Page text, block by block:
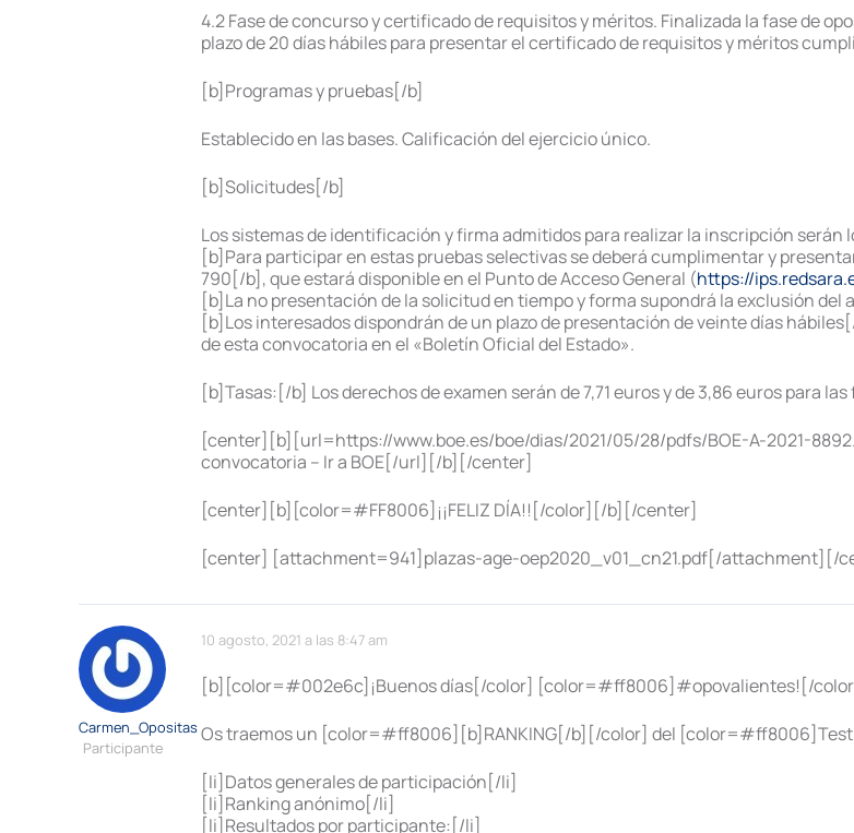
4.2 Fase de concurso y certificado de requisitos y méritos. Finalizada la fase de
plazo de 20 días hábiles para presentar el certificado de requisitos y méritos
[b]Programas y pruebas[/b]
Establecido en las bases. Calificación del ejercicio único.
[b]Solicitudes[/b]
Los sistemas de identificación y firma admitidos para realizar la inscripción serán
[b]Para participar en estas pruebas selectivas se deberá cumplimentar y
790[/b], que estará disponible en el Punto de Acceso General (https://
[b]La no presentación de la solicitud en tiempo y forma supondrá la exclusión del
[b]Los interesados dispondrán de un plazo de presentación de veinte días
de esta convocatoria en el «Boletín Oficial del Estado».
[b]Tasas:[/b] Los derechos de examen serán de 7,71 euros y de 3,86 euros para
[center][b][url=https://www.boe.es/boe/dias/2021/05/28/pdfs/BOE-A-2021-
convocatoria – Ir a BOE[/url][/b][/center]
[center][b][color=#FF8006]¡¡FELIZ DÍA!![/color][/b][/center]
[center] [attachment=941]plazas-age-oep2020_v01_cn21.pdf[/attachment][/
10 agosto, 2021 a las 8:47 am
Carmen_Opositas
Participante
[b][color=#002e6c]¡Buenos días[/color] [color=#ff8006]#opovalientes![/
Os traemos un [color=#ff8006][b]RANKING[/b][/color] del [color=#ff8006]Test
[li]Datos generales de participación[/li]
[li]Ranking anónimo[/li]
[li]Resultados por participante:[/li]